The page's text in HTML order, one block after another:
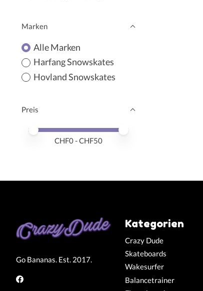
Marken
Alle Marken
Harfang Snowskates
Hovland Snowskates
Preis
Preis – Mindestwert
Price maximum value
CHF0- CHF50
Go Bananas. Est. 2017.
Kategorien
Crazy Dude
Skateboards
Wakesurfer
Balancetrainer